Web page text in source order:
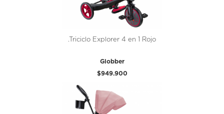
.Triciclo Explorer 4 en 1 Rojo
Globber
$949.900